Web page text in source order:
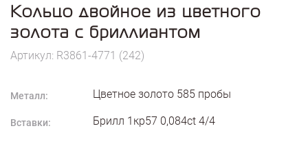
Кольцо двойное из цветного
золота с бриллиантом
Артикул: R3861-4771 (242)
Металл: Цветное золото 585 пробы
Вставки: Брилл 1кр57 0,084ct 4/4